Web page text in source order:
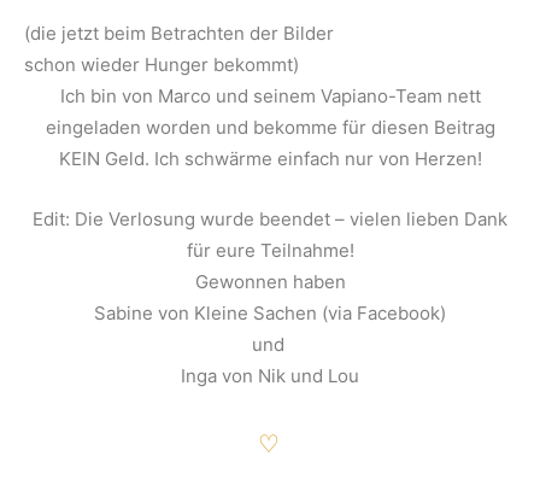
(die jetzt beim Betrachten der Bilder
schon wieder Hunger bekommt)
Ich bin von Marco und seinem Vapiano-Team nett
eingeladen worden und bekomme für diesen Beitrag
KEIN Geld. Ich schwärme einfach nur von Herzen!
Edit: Die Verlosung wurde beendet – vielen lieben Dank
für eure Teilnahme!
Gewonnen haben
Sabine von Kleine Sachen (via Facebook)
und
Inga von Nik und Lou
♡